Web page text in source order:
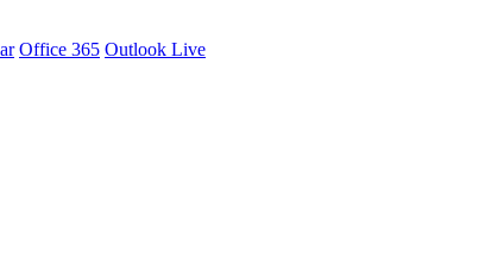
Office 365 Outlook Live